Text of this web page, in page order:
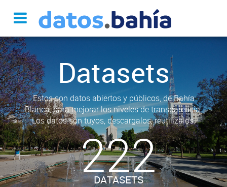
Datasets
Estos son datos abiertos y públicos, de Bahía
Blanca, para mejorar los niveles de transparencia.
Los datos son tuyos, descargalos, reutilizalos.
222
DATASETS